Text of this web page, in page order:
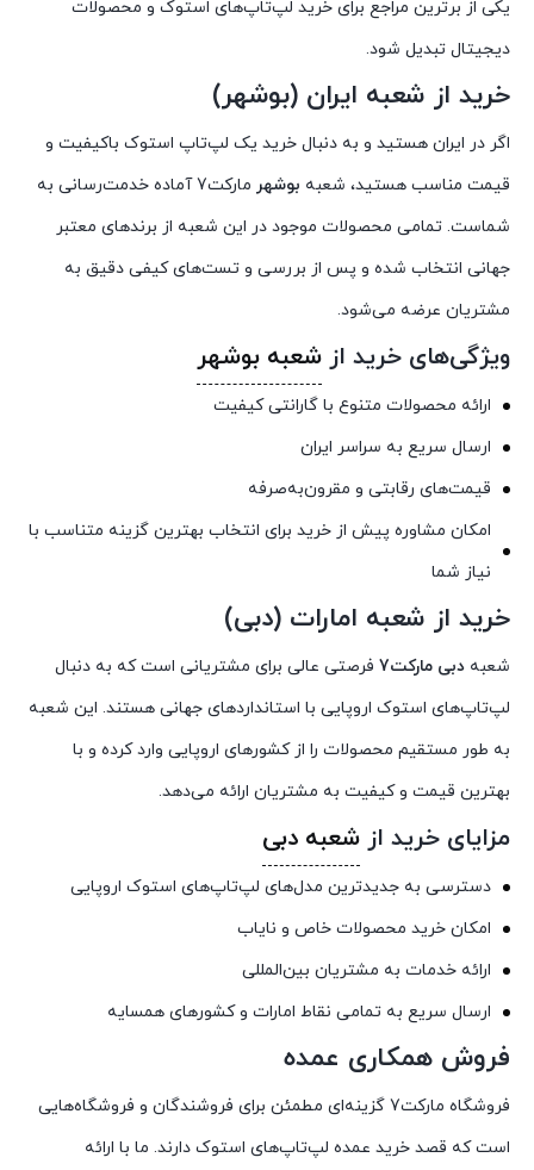
یکی از برترین مراجع برای خرید لپ‌تاپ‌های استوک و محصولات
دیجیتال تبدیل شود.
خرید از شعبه ایران (بوشهر)
اگر در ایران هستید و به دنبال خرید یک لپ‌تاپ استوک باکیفیت و
قیمت مناسب هستید، شعبه بوشهر
مارکت7 آماده خدمت‌رسانی به
شماست. تمامی محصولات موجود در این شعبه از برندهای معتبر
جهانی انتخاب شده و پس از بررسی و تست‌های کیفی دقیق به
مشتریان عرضه می‌شود.
ویژگی‌های خرید از شعبه بوشهر
ارائه محصولات متنوع با گارانتی کیفیت
ارسال سریع به سراسر ایران
قیمت‌های رقابتی و مقرون‌به‌صرفه
امکان مشاوره پیش از خرید برای انتخاب بهترین گزینه متناسب با
نیاز شما
خرید از شعبه امارات (دبی)
شعبه دبی مارکت7
فرصتی عالی برای مشتریانی است که به دنبال
لپ‌تاپ‌های استوک اروپایی با استانداردهای جهانی هستند. این شعبه
به طور مستقیم محصولات را از کشورهای اروپایی وارد کرده و با
بهترین قیمت و کیفیت به مشتریان ارائه می‌دهد.
مزایای خرید از شعبه دبی
دسترسی به جدیدترین مدل‌های لپ‌تاپ‌های استوک اروپایی
امکان خرید محصولات خاص و نایاب
ارائه خدمات به مشتریان بین‌المللی
ارسال سریع به تمامی نقاط امارات و کشورهای همسایه
فروش همکاری عمده
فروشگاه مارکت7 گزینه‌ای مطمئن برای فروشندگان و فروشگاه‌هایی
است که قصد خرید عمده لپ‌تاپ‌های استوک دارند. ما با ارائه